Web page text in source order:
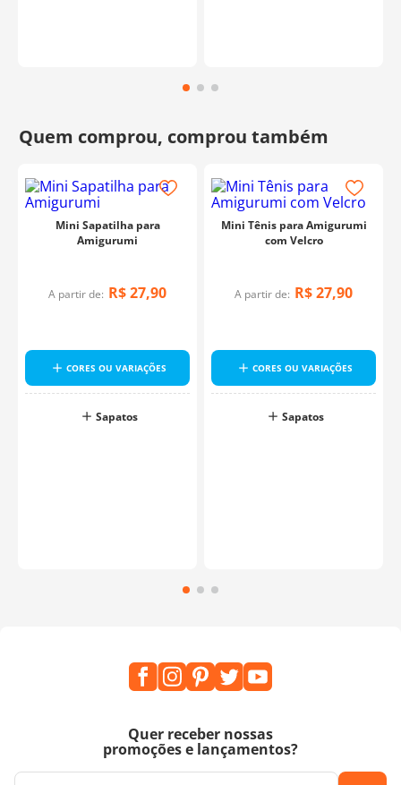
Mini Sapatilha para
Amigurumi
A partir de: R$27,90
CORES OU VARIAÇÕES
Sapatos
Mini Tênis para Amigurumi
com Velcro
A partir de: R$27,90
CORES OU VARIAÇÕES
Sapatos
Quer receber nossas
promoções e lançamentos?